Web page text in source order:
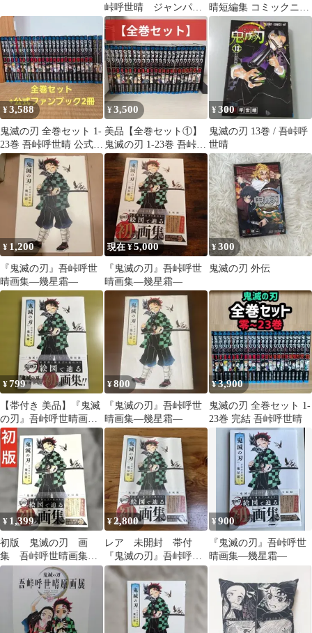
峠呼世晴 ジャンパラ
付き
晴短編集 コミックニュ
ース付き
¥3,588
鬼滅の刃 全巻セット 1-
23巻 吾峠呼世晴 公式フ
ァンブック2冊
¥3,500
美品【全巻セット①】
鬼滅の刃 1-23巻 吾峠呼
世晴
¥300
鬼滅の刃 13巻 / 吾峠呼
世晴
¥ 1,200
『鬼滅の刃』吾峠呼世
晴画集―幾星霜―
現在 ¥5,000
『鬼滅の刃』吾峠呼世
晴画集―幾星霜―
¥300
鬼滅の刃 外伝
¥799
【帯付き 美品】『鬼滅
の刃』吾峠呼世晴画集
―幾星霜―
¥800
『鬼滅の刃』吾峠呼世
晴画集―幾星霜―
¥3,900
鬼滅の刃 全巻セット 1-
23巻 完結 吾峠呼世晴
¥ 1,399
初版 鬼滅の刃 画
集 吾峠呼世晴画集―
幾星霜―
¥2,800
レア 未開封 帯付
『鬼滅の刃』吾峠呼世
晴画集―幾星霜―
¥900
『鬼滅の刃』吾峠呼世
晴画集―幾星霜―